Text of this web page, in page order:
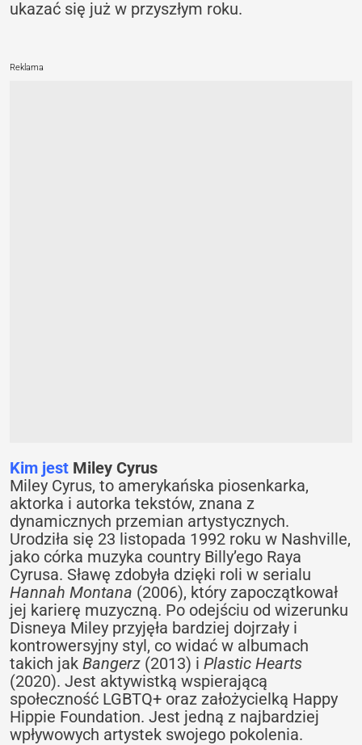
ukazać się już w przyszłym roku.
Reklama
Kim jest Miley Cyrus
Miley Cyrus, to amerykańska piosenkarka,
aktorka i autorka tekstów, znana z
dynamicznych przemian artystycznych.
Urodziła się 23 listopada 1992 roku w Nashville,
jako córka muzyka country Billy’ego Raya
Cyrusa. Sławę zdobyła dzięki roli w serialu
Hannah Montana (2006), który zapoczątkował
jej karierę muzyczną. Po odejściu od wizerunku
Disneya Miley przyjęła bardziej dojrzały i
kontrowersyjny styl, co widać w albumach
takich jakBangerz (2013) iPlastic Hearts
(2020). Jest aktywistką wspierającą
społeczność LGBTQ+ oraz założycielką Happy
Hippie Foundation. Jest jedną z najbardziej
wpływowych artystek swojego pokolenia.